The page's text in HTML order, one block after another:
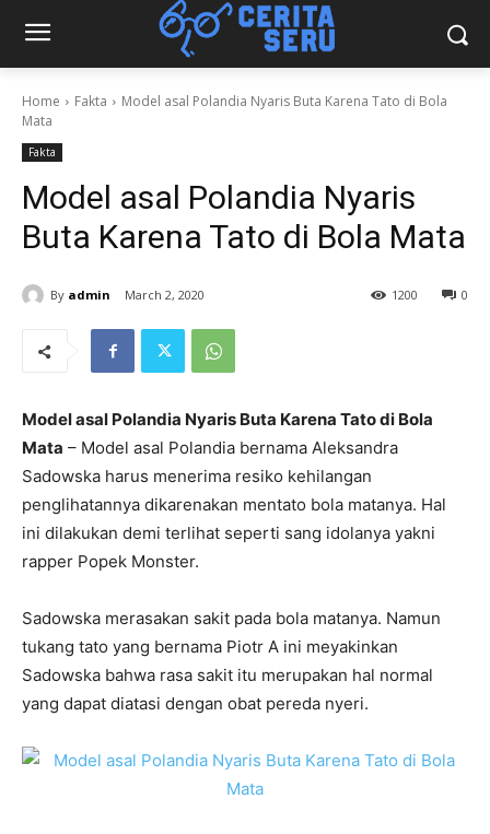
Home Fakta
Model asal Polandia Nyaris Buta Karena Tato di Bola
Mata
Fakta
Model asal Polandia Nyaris
Buta Karena Tato di Bola Mata
By admin March 2, 2020 0
1200
Model asal Polandia Nyaris Buta Karena Tato di Bola
Mata – Model asal Polandia bernama Aleksandra
Sadowska harus menerima resiko kehilangan
penglihatannya dikarenakan mentato bola matanya. Hal
ini dilakukan demi terlihat seperti sang idolanya yakni
rapper Popek Monster.
Sadowska merasakan sakit pada bola matanya. Namun
tukang tato yang bernama Piotr A ini meyakinkan
Sadowska bahwa rasa sakit itu merupakan hal normal
yang dapat diatasi dengan obat pereda nyeri.